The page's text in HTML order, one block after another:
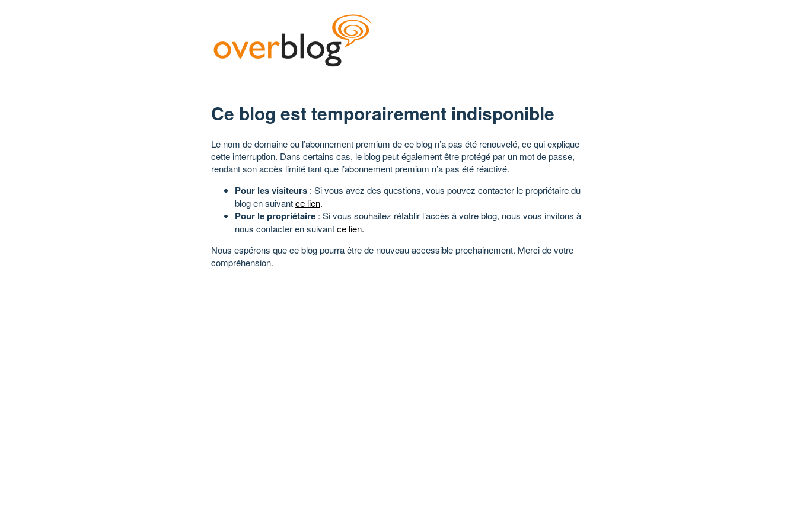
Ce blog est temporairement indisponible
Le nom de domaine ou l’abonnement premium de ce blog n’a pas été renouvelé, ce qui explique
cette interruption. Dans certains cas, le blog peut également être protégé par un mot de passe,
rendant son accès limité tant que l’abonnement premium n’a pas été réactivé.
Pour les visiteurs : Si vous avez des questions, vous pouvez contacter le propriétaire du
blog en suivantce lien.
Pour le propriétaire : Si vous souhaitez rétablir l’accès à votre blog, nous vous invitons à
nous contacter en suivantce lien.
Nous espérons que ce blog pourra être de nouveau accessible prochainement. Merci de votre
compréhension.